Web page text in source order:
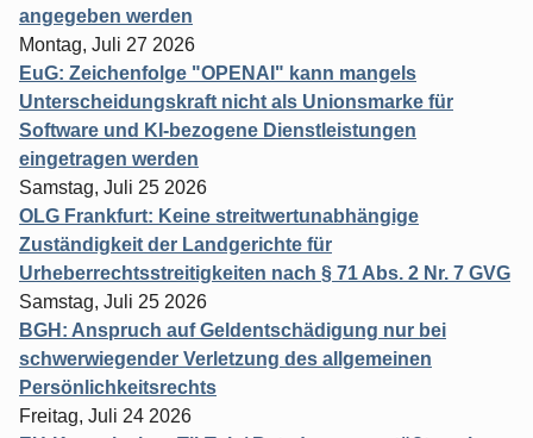
angegeben werden
Montag, Juli 27 2026
EuG: Zeichenfolge "OPENAI" kann mangels
Unterscheidungskraft nicht als Unionsmarke für
Software und KI-bezogene Dienstleistungen
eingetragen werden
Samstag, Juli 25 2026
OLG Frankfurt: Keine streitwertunabhängige
Zuständigkeit der Landgerichte für
Urheberrechtsstreitigkeiten nach § 71 Abs. 2 Nr. 7 GVG
Samstag, Juli 25 2026
BGH: Anspruch auf Geldentschädigung nur bei
schwerwiegender Verletzung des allgemeinen
Persönlichkeitsrechts
Freitag, Juli 24 2026